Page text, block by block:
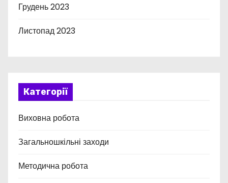
Грудень 2023
Листопад 2023
Категорії
Виховна робота
Загальношкільні заходи
Методична робота